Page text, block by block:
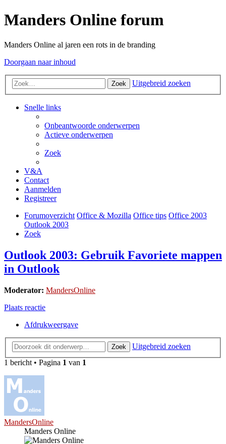
Manders Online forum
Manders Online al jaren een rots in de branding
Doorgaan naar inhoud
Zoek Uitgebreid zoeken
Snelle links
Onbeantwoorde onderwerpen
Actieve onderwerpen
Zoek
V&A
Contact
Aanmelden
Registreer
Forumoverzicht Office & Mozilla Office tips Office 2003
Outlook 2003
Zoek
Outlook 2003: Gebruik Favoriete mappen
in Outlook
Moderator: MandersOnline
Plaats reactie
Afdrukweergave
Zoek
Uitgebreid zoeken
1 bericht • Pagina 1 van 1
MandersOnline
Manders Online